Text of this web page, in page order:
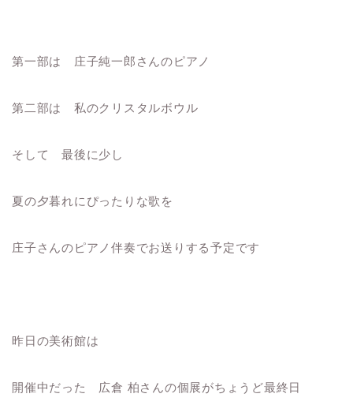
第一部は 庄子純一郎さんのピアノ
第二部は 私のクリスタルボウル
そして 最後に少し
夏の夕暮れにぴったりな歌を
庄子さんのピアノ伴奏でお送りする予定です
昨日の美術館は
開催中だった 広倉 柏さんの個展がちょうど最終日